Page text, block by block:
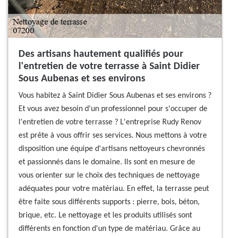
Des artisans hautement qualifiés pour
l'entretien de votre terrasse à Saint Didier
Sous Aubenas et ses environs
Vous habitez à Saint Didier Sous Aubenas et ses environs ?
Et vous avez besoin d'un professionnel pour s'occuper de
l'entretien de votre terrasse ? L'entreprise Rudy Renov
est prête à vous offrir ses services. Nous mettons à votre
disposition une équipe d'artisans nettoyeurs chevronnés
et passionnés dans le domaine. Ils sont en mesure de
vous orienter sur le choix des techniques de nettoyage
adéquates pour votre matériau. En effet, la terrasse peut
être faite sous différents supports : pierre, bois, béton,
brique, etc. Le nettoyage et les produits utilisés sont
différents en fonction d'un type de matériau. Grâce au